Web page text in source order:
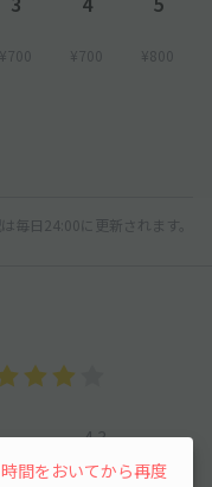
¥700 ¥700 ¥800
毎日24:00に更新されます。
4.3
金
4.5
間をおいてから再度